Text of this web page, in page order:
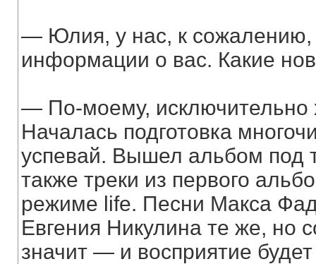
— Юлия, у нас, к сожалению,
информации о вас. Какие
— По-моему, исключительно
Началась подготовка
успевай. Вышел альбом под
также треки из первого
режиме life. Песни Макса
Евгения Никулина те же, но
значит — и восприятие будет